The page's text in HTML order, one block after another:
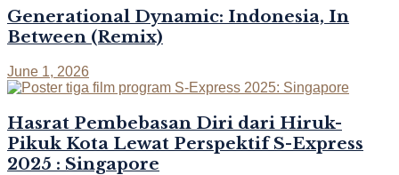
Generational Dynamic: Indonesia, In
Between (Remix)
June 1, 2026
Hasrat Pembebasan Diri dari Hiruk-
Pikuk Kota Lewat Perspektif S-Express
2025 : Singapore